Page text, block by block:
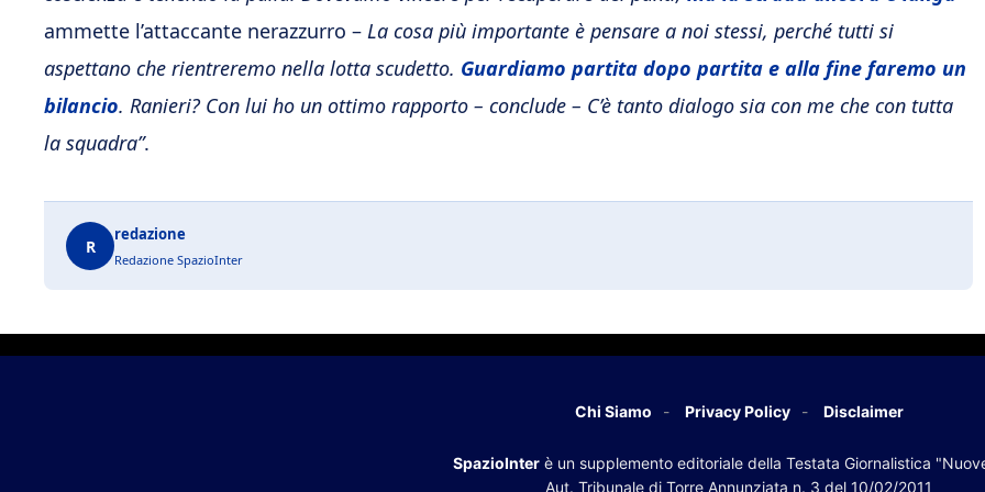
ammette l’attaccante nerazzurro – La cosa più importante è pensare a noi stessi, perché tutti si
aspettano che rientreremo nella lotta scudetto. Guardiamo partita dopo partita e alla fine faremo un
bilancio. Ranieri? Con lui ho un ottimo rapporto – conclude – C’è tanto dialogo sia con me che con tutta
la squadra”.
R
redazione
Redazione SpazioInter
Chi Siamo Privacy Policy Disclaimer
SpazioInterè un supplemento editoriale della Testata Giornalistica
Aut. Tribunale di Torre Annunziata n. 3 del 10/02/2011